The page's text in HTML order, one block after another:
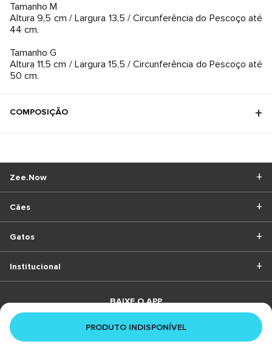
PRODUTO INDISPONÍVEL
Tamanho M
Altura 9,5 cm / Largura 13,5 / Circunferência do Pescoço até
44 cm.
Tamanho G
Altura 11,5 cm / Largura 15,5 / Circunferência do Pescoço até
50 cm.
COMPOSIÇÃO
Cães
Gatos
Zee.Now
Institucional
BAIXE O APP